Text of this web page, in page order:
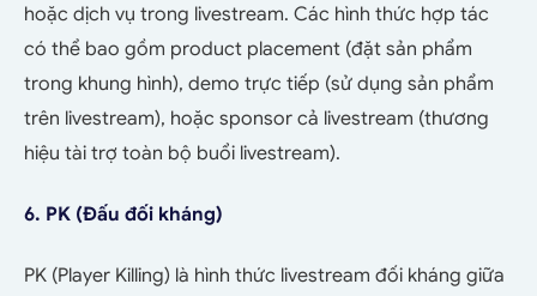
hoặc dịch vụ trong livestream. Các hình thức hợp tác
có thể bao gồm product placement (đặt sản phẩm
trong khung hình), demo trực tiếp (sử dụng sản phẩm
trên livestream), hoặc sponsor cả livestream (thương
hiệu tài trợ toàn bộ buổi livestream).
6. PK (Đấu đối kháng)
PK (Player Killing) là hình thức livestream đối kháng giữa